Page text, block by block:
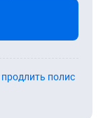
продлить полис